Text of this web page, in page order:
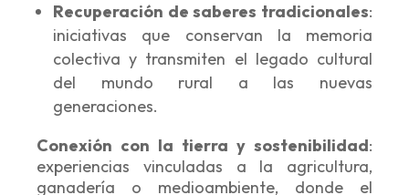
Recuperación de saberes tradicionales:
iniciativas que conservan la memoria
colectiva y transmiten el legado cultural
del mundo rural a las nuevas
generaciones.
Conexión con la tierra y sostenibilidad:
experiencias vinculadas a la agricultura,
ganadería o medioambiente, donde el